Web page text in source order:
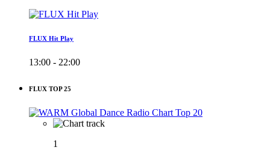
FLUX Hit Play
13:00 - 22:00
FLUX TOP 25
1